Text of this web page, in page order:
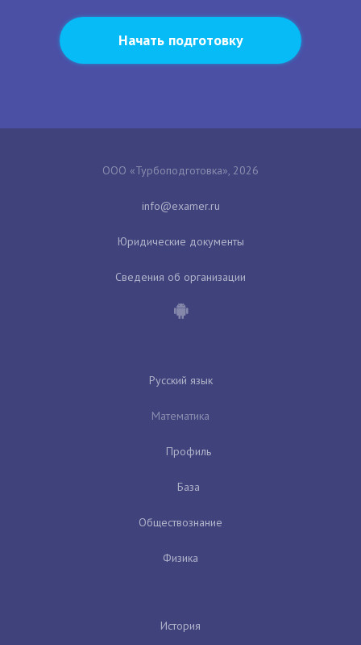
Начать подготовку
ООО «Турбоподготовка», 2026
Юридические документы
Сведения об организации
Русский язык
Математика
Профиль
База
Обществознание
Физика
История